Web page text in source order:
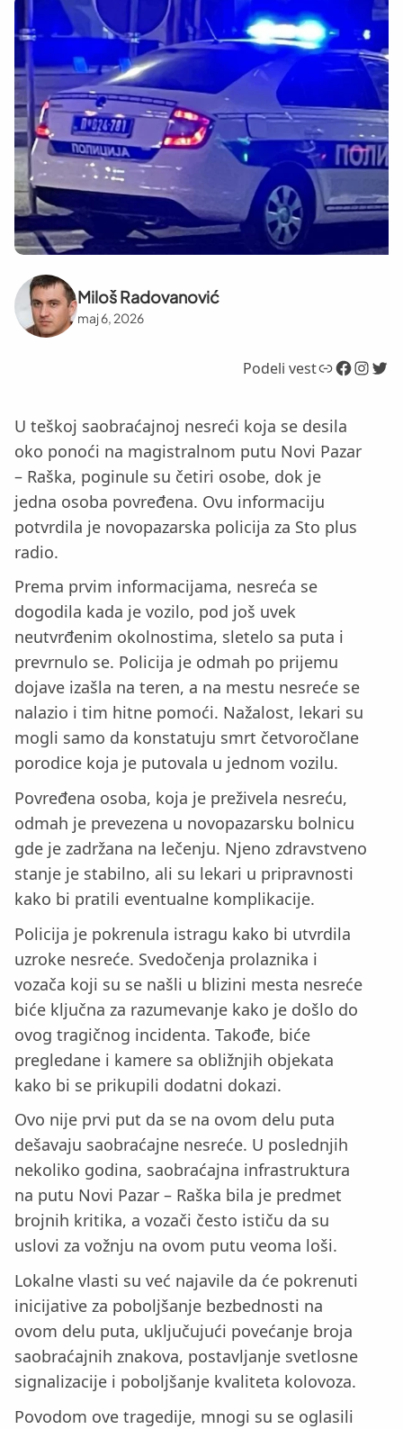
Miloš Radovanović
maj 6, 2026
Podeli vestLink Facebook InstagramTwitter
U teškoj saobraćajnoj nesreći koja se desila
oko ponoći na magistralnom putu Novi Pazar
– Raška, poginule su četiri osobe, dok je
jedna osoba povređena. Ovu informaciju
potvrdila je novopazarska policija za Sto plus
radio.
Prema prvim informacijama, nesreća se
dogodila kada je vozilo, pod još uvek
neutvrđenim okolnostima, sletelo sa puta i
prevrnulo se. Policija je odmah po prijemu
dojave izašla na teren, a na mestu nesreće se
nalazio i tim hitne pomoći. Nažalost, lekari su
mogli samo da konstatuju smrt četvoročlane
porodice koja je putovala u jednom vozilu.
Povređena osoba, koja je preživela nesreću,
odmah je prevezena u novopazarsku bolnicu
gde je zadržana na lečenju. Njeno zdravstveno
stanje je stabilno, ali su lekari u pripravnosti
kako bi pratili eventualne komplikacije.
Policija je pokrenula istragu kako bi utvrdila
uzroke nesreće. Svedočenja prolaznika i
vozača koji su se našli u blizini mesta nesreće
biće ključna za razumevanje kako je došlo do
ovog tragičnog incidenta. Takođe, biće
pregledane i kamere sa obližnjih objekata
kako bi se prikupili dodatni dokazi.
Ovo nije prvi put da se na ovom delu puta
dešavaju saobraćajne nesreće. U poslednjih
nekoliko godina, saobraćajna infrastruktura
na putu Novi Pazar – Raška bila je predmet
brojnih kritika, a vozači često ističu da su
uslovi za vožnju na ovom putu veoma loši.
Lokalne vlasti su već najavile da će pokrenuti
inicijative za poboljšanje bezbednosti na
ovom delu puta, uključujući povećanje broja
saobraćajnih znakova, postavljanje svetlosne
signalizacije i poboljšanje kvaliteta kolovoza.
Povodom ove tragedije, mnogi su se oglasili